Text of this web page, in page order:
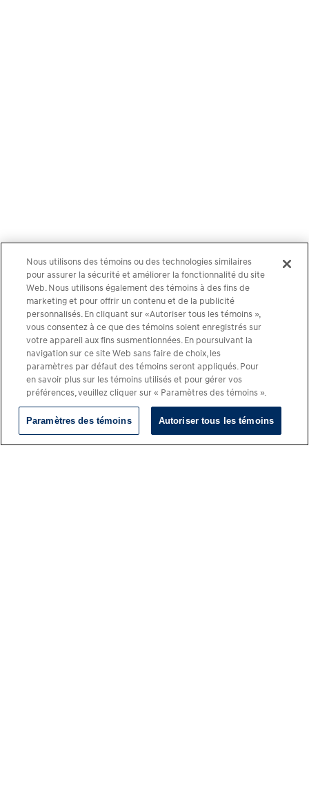
Nous utilisons des témoins ou des technologies similaires
pour assurer la sécurité et améliorer la fonctionnalité du site
Web. Nous utilisons également des témoins à des fins de
marketing et pour offrir un contenu et de la publicité
personnalisés. En cliquant sur «Autoriser tous les témoins »,
vous consentez à ce que des témoins soient enregistrés sur
votre appareil aux fins susmentionnées. En poursuivant la
navigation sur ce site Web sans faire de choix, les
paramètres par défaut des témoins seront appliqués. Pour
en savoir plus sur les témoins utilisés et pour gérer vos
préférences, veuillez cliquer sur « Paramètres des témoins ».
Paramètres des témoins Autoriser tous les témoins